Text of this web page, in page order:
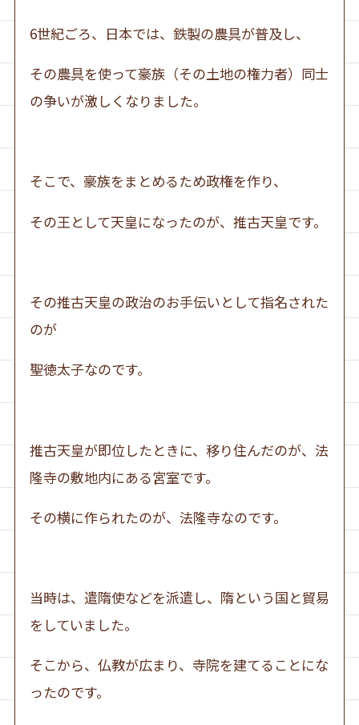
6世紀ごろ、日本では、鉄製の農具が普及し、
その農具を使って豪族（その土地の権力者）同士
の争いが激しくなりました。
そこで、豪族をまとめるため政権を作り、
その王として天皇になったのが、推古天皇です。
その推古天皇の政治のお手伝いとして指名された
のが
聖徳太子なのです。
推古天皇が即位したときに、移り住んだのが、法
隆寺の敷地内にある宮室です。
その横に作られたのが、法隆寺なのです。
当時は、遣隋使などを派遣し、隋という国と貿易
をしていました。
そこから、仏教が広まり、寺院を建てることにな
ったのです。